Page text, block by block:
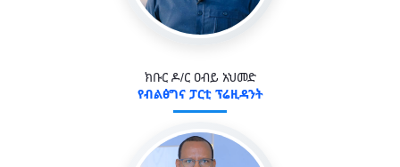
ክቡር ዶ/ር ዐብይ አህመድ
የብልፅግና ፓርቲ ፕሬዚዳንት